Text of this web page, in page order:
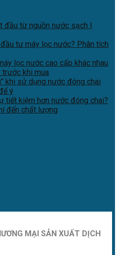
đầu từ nguồn nước sạch |
tư máy lọc nước? Phân tích
lọc nước cao cấp khác nhau
trước khi mua
khi sử dụng nước đóng chai
ý
tiết kiệm hơn nước đóng chai?
đến chất lượng
MẠI SẢN XUẤT DỊCH